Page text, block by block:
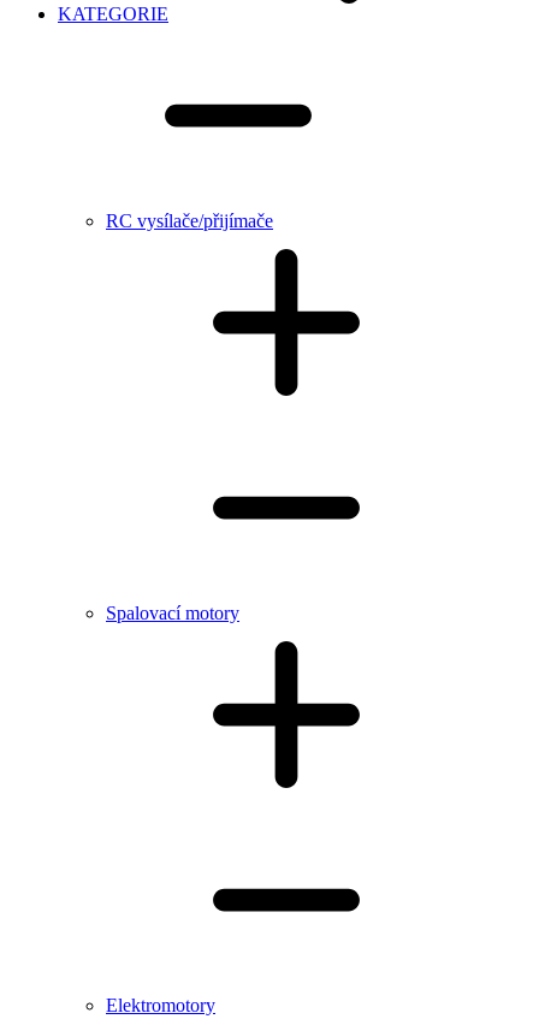
KATEGORIE
RC vysílače/přijímače
Spalovací motory
Elektromotory